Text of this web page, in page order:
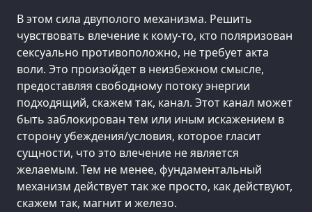
В этом сила двуполого механизма. Решить
чувствовать влечение к кому-то, кто поляризован
сексуально противоположно, не требует акта
воли. Это произойдет в неизбежном смысле,
предоставляя свободному потоку энергии
подходящий, скажем так, канал. Этот канал может
быть заблокирован тем или иным искажением в
сторону убеждения/условия, которое гласит
сущности, что это влечение не является
желаемым. Тем не менее, фундаментальный
механизм действует так же просто, как действуют,
скажем так, магнит и железо.